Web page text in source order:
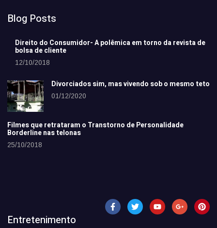
Blog Posts
Direito do Consumidor- A polêmica em torno da revista de
bolsa de cliente
12/10/2018
Divorciados sim, mas vivendo sob o mesmo teto
01/12/2020
Filmes que retrataram o Transtorno de Personalidade
Borderline nas telonas
25/10/2018
Entretenimento